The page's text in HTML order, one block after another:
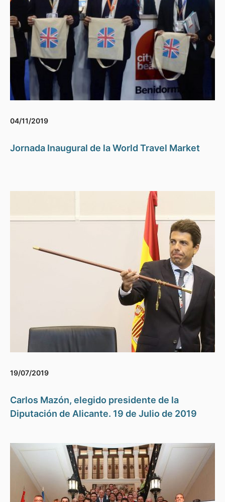
04/11/2019
Jornada Inaugural de la World Travel Market
19/07/2019
Carlos Mazón, elegido presidente de la
Diputación de Alicante. 19 de Julio de 2019